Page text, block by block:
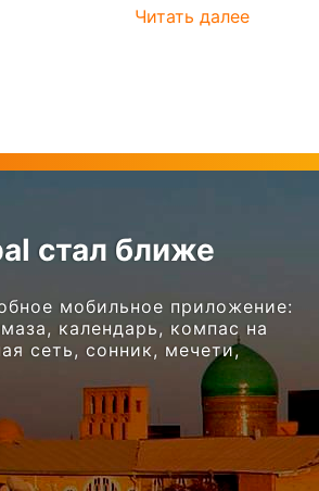
Читать далее
стал ближе
мобильное приложение:
календарь, компас на
сеть, сонник, мечети,